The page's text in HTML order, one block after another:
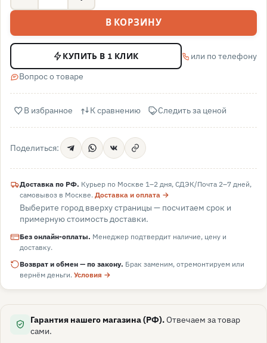
В КОРЗИНУ
КУПИТЬ В 1 КЛИК
или по телефону
Вопрос о товаре
В избранное К сравнению Следить за ценой
Поделиться:
Доставка по РФ. Курьер по Москве 1–2 дня, СДЭК/Почта 2–7 дней,
самовывоз в Москве.Доставка и оплата →
Выберите город вверху страницы — посчитаем срок и
примерную стоимость доставки.
Без онлайн-оплаты. Менеджер подтвердит наличие, цену и
доставку.
Возврат и обмен — по закону. Брак заменим, отремонтируем или
вернём деньги. Условия →
Гарантия нашего магазина (РФ).Отвечаем за товар
сами.